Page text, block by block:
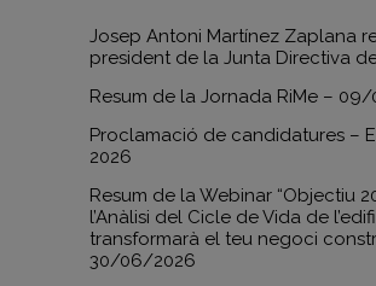
Josep Antoni Martínez Zaplana
president de la Junta Directiva
Resum de la Jornada RiMe –
Proclamació de candidatures –
2026
Resum de la Webinar “Objectiu
l’Anàlisi del Cicle de Vida de
transformarà el teu negoci
30/06/2026